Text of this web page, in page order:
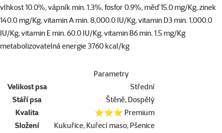
vlhkost 10.0%, vápník min. 1.3%, fosfor 0.9%, měď 15.0 mg/Kg, zinek
140.0 mg/Kg, vitamin A min. 8,000.0 IU/Kg, vitamin D3 min. 1,000.0
IU/Kg, vitamin E min. 60.0 IU/Kg, vitamin B6 min. 1.5 mg/Kg
metabolizovatelná energie 3760 kcal/kg
Parametry
Velikost psa
Střední
Stáří psa
Štěně, Dospělý
Kvalita
⭐⭐⭐ Premium
Složení
Kukuřice, Kuřecí maso, Pšenice